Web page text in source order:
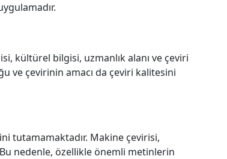
kültürel bilgisi, uzmanlık alanı ve çeviri
ve çevirinin amacı da çeviri kalitesini
tutamamaktadır. Makine çevirisi,
nedenle, özellikle önemli metinlerin